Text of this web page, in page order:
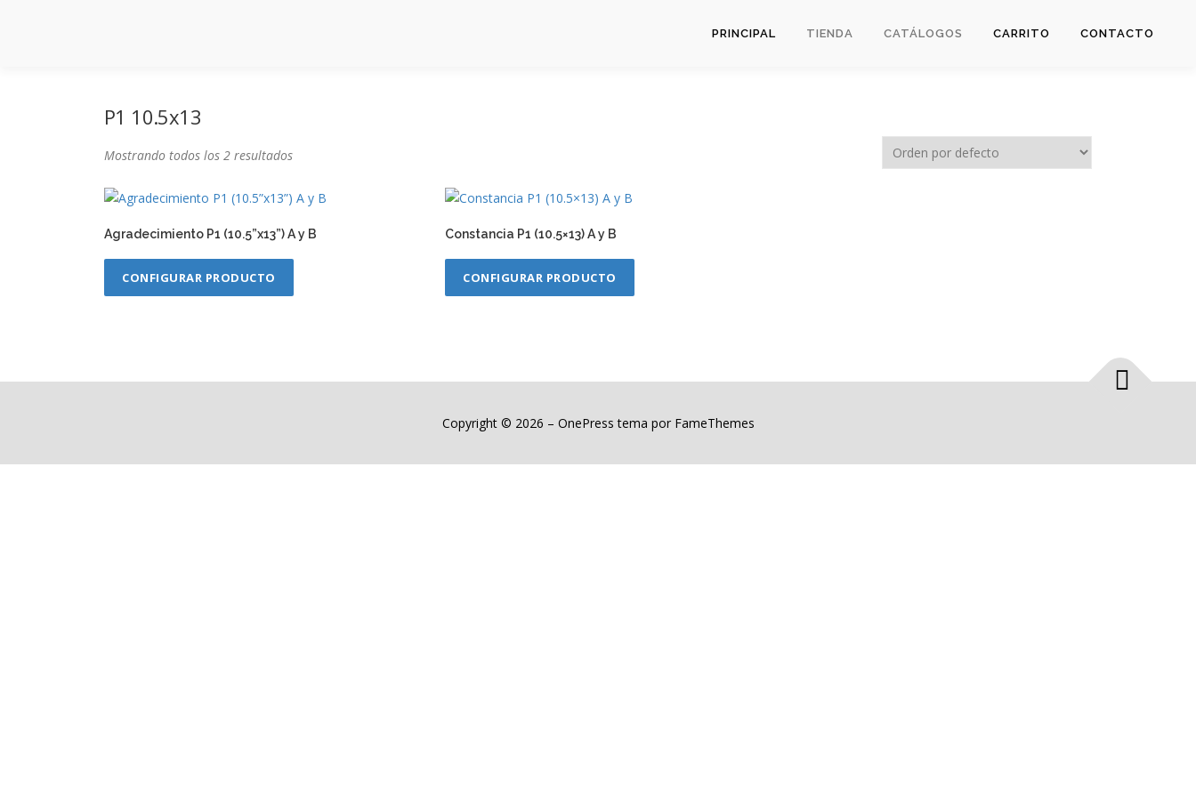
PRINCIPAL TIENDA CATÁLOGOS CARRITO CONTACTO
P1 10.5x13
Mostrando todos los 2 resultados
Agradecimiento P1 (10.5”x13”) A y B
CONFIGURAR PRODUCTO
Constancia P1 (10.5×13) A y B
CONFIGURAR PRODUCTO
Copyright © 2026 – OnePress tema por FameThemes